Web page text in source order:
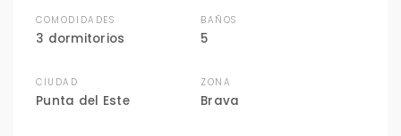
COMODIDADES
3 dormitorios
BAÑOS
5
CIUDAD
Punta del Este
ZONA
Brava